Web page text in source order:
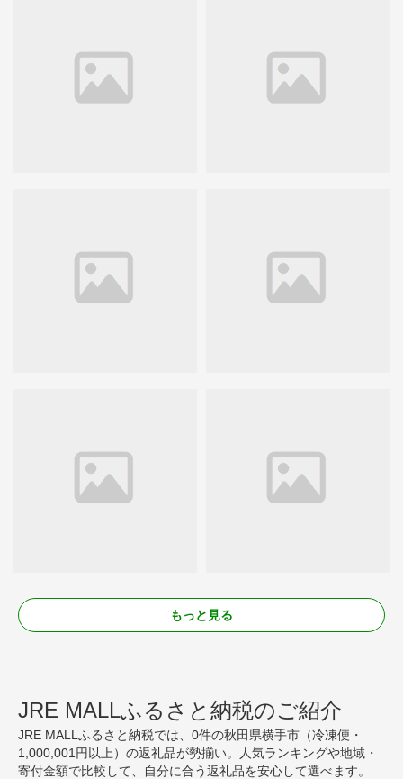
もっと見る
JRE MALLふるさと納税のご紹介
JRE MALLふるさと納税では、0件の秋田県横手市（冷凍便・
1,000,001円以上）の返礼品が勢揃い。人気ランキングや地域・
寄付金額で比較して、自分に合う返礼品を安心して選べます。